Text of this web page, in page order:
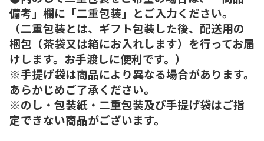
備考」欄に「二重包装」とご入力ください。
（二重包装とは、ギフト包装した後、配送用の
梱包（茶袋又は箱にお入れします）を行ってお届
けします。お手渡しに便利です。）
※手提げ袋は商品により異なる場合があります。
あらかじめご了承ください。
※のし・包装紙・二重包装及び手提げ袋はご指
定できない商品がございます。